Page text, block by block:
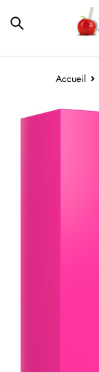
Accueil